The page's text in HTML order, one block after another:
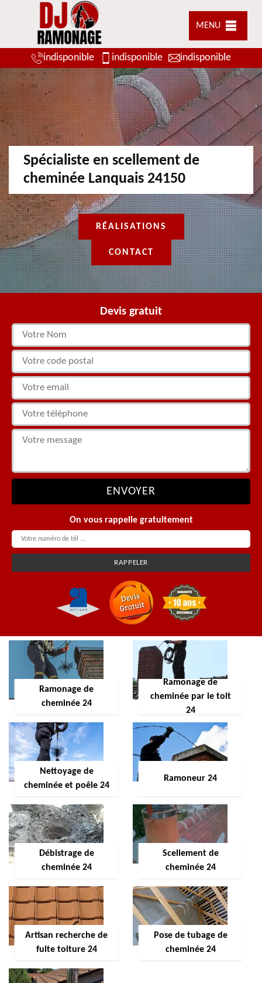
MENU
indisponible indisponible indisponible
Spécialiste en scellement de
cheminée Lanquais 24150
RÉALISATIONS
CONTACT
Devis gratuit
On vous rappelle gratuitement
Ramonage de
cheminée 24
Ramonage de
cheminée par le toit
24
Nettoyage de
cheminée et poêle 24
Ramoneur 24
Débistrage de
cheminée 24
Scellement de
cheminée 24
Artisan recherche de
fuite toiture 24
Pose de tubage de
cheminée 24